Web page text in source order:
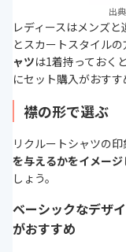
出
レディースはメンズ
とスカートスタイルの
ャツは1着持っておく
にセット購入がおすす
襟の形で選ぶ
リクルートシャツの印
を与えるかをイメージ
しょう。
ベーシックなデザ
がおすすめ